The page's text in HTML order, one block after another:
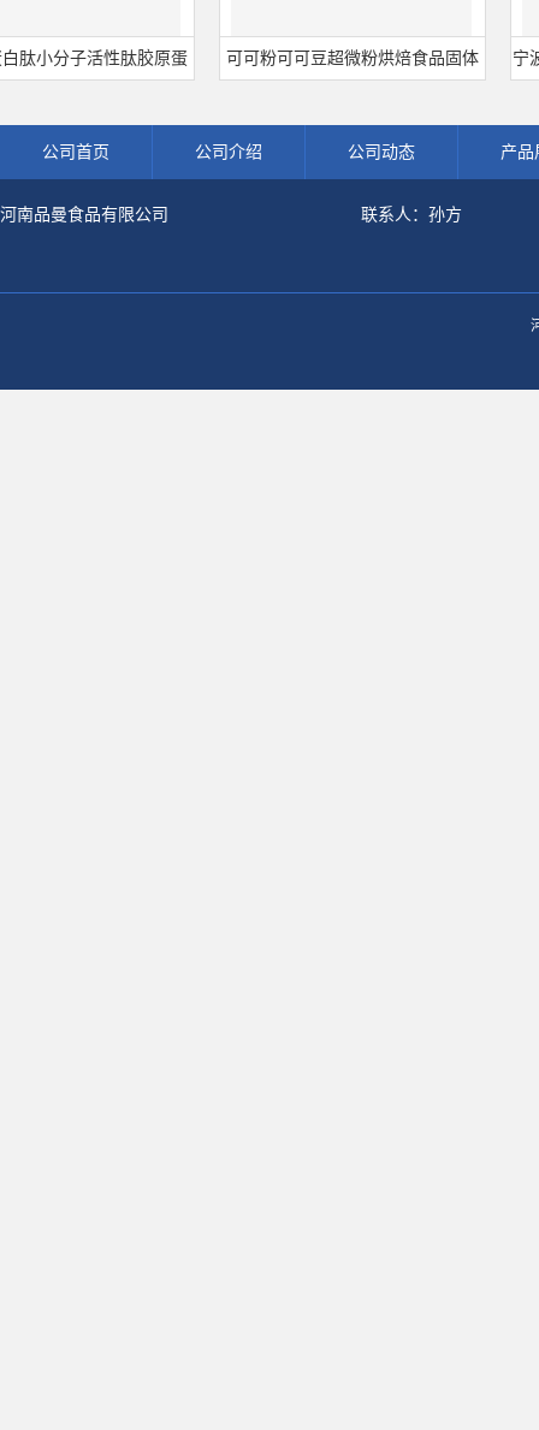
子活性肽胶原蛋 可可粉可可豆超微粉烘焙食品固体 宁波王龙
公司首页 公司介绍 公司动态 产品
河南品曼食品有限公司 联系人：孙方